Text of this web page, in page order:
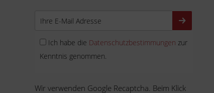
Ich habe die Datenschutzbestimmungen zur
Kenntnis genommen.
Wir verwenden Google Recaptcha. Beim Klick